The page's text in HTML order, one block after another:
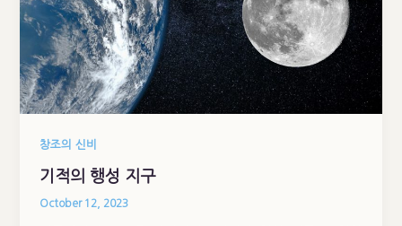
창조의 신비
기적의 행성 지구
October 12, 2023